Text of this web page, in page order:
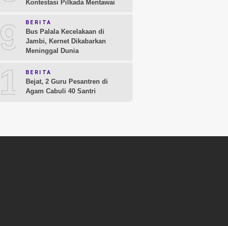
Kontestasi Pilkada Mentawai
9 BERITA
Bus Palala Kecelakaan di
Jambi, Kernet Dikabarkan
Meninggal Dunia
10BERITA
Bejat, 2 Guru Pesantren di
Agam Cabuli 40 Santri